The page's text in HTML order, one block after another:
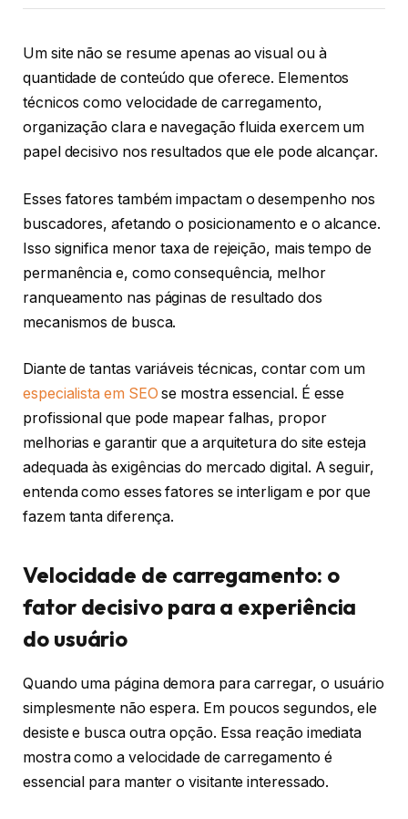
Um site não se resume apenas ao visual ou à
quantidade de conteúdo que oferece. Elementos
técnicos como velocidade de carregamento,
organização clara e navegação fluida exercem um
papel decisivo nos resultados que ele pode alcançar.
Esses fatores também impactam o desempenho nos
buscadores, afetando o posicionamento e o alcance.
Isso significa menor taxa de rejeição, mais tempo de
permanência e, como consequência, melhor
ranqueamento nas páginas de resultado dos
mecanismos de busca.
Diante de tantas variáveis técnicas, contar com um
especialista em SEO se mostra essencial. É esse
profissional que pode mapear falhas, propor
melhorias e garantir que a arquitetura do site esteja
adequada às exigências do mercado digital. A seguir,
entenda como esses fatores se interligam e por que
fazem tanta diferença.
Velocidade de carregamento: o
fator decisivo para a experiência
do usuário
Quando uma página demora para carregar, o usuário
simplesmente não espera. Em poucos segundos, ele
desiste e busca outra opção. Essa reação imediata
mostra como a velocidade de carregamento é
essencial para manter o visitante interessado.